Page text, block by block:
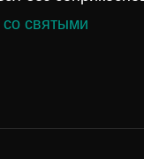
святыми